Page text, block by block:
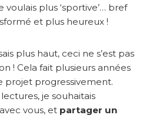
voulais plus ‘sportive’… bref
et plus heureux !
plus haut, ceci ne s’est pas
! Cela fait plusieurs années
projet progressivement.
je souhaitais
vous, et partager un